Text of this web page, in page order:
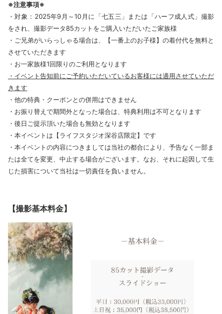
※注意事項※
・対象：2025年9月～10月に「七五三」または「ハーフ成人式」撮影
をされ、撮影データ85カットをご購入いただいたご家族様
・ご兄弟がいらっしゃる場合は、【一番上のお子様】の着付代を無料と
させていただきます
・お一家族様1回限りのご利用となります
・イベント告知前にご予約いただいているお客様には適用させていただ
きます
・他の特典・クーポンとの併用はできません
・お振り替えで期間外となった場合は、特典利用は不可となります
・後日ご提示頂いた場合も無効となります
・本イベントは【ライフスタジオ深谷店限定】です
・本イベントの内容につきましては当社の都合により、予告なく一部ま
たは全てを変更、中止する場合がございます。なお、それに起因して生
じた損害について当社は一切責任を負いません。
【撮影基本料金】